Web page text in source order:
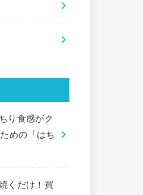
り食感がク
めの「はち
くだけ！買